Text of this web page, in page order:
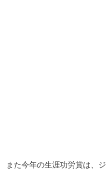
また今年の生涯功労賞は、